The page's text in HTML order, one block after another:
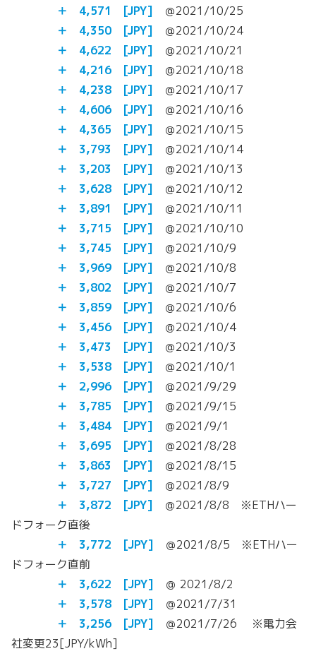
＋ 4,571 [JPY] ＠2021/10/25
＋ 4,350 [JPY] ＠2021/10/24
＋ 4,622 [JPY] ＠2021/10/21
＋ 4,216 [JPY] ＠2021/10/18
＋ 4,238
[JPY] ＠2021/10/17
＋ 4,606 [JPY] ＠2021/10/16
＋ 4,365 [JPY] ＠2021/10/15
＋ 3,793 [JPY] ＠2021/10/14
＋ 3,203 [JPY] ＠2021/10/13
＋ 3,628 [JPY] ＠2021/10/12
＋ 3,891 [JPY] ＠2021/10/11
＋ 3,715 [JPY] ＠2021/10/10
＋ 3,745 [JPY] ＠2021/10/9
＋ 3,969 [JPY] ＠2021/10/8
＋ 3,802 [JPY] ＠2021/10/7
＋ 3,859 [JPY] ＠2021/10/6
＋ 3,456 [JPY] ＠2021/10/4
＋ 3,473 [JPY] ＠2021/10/3
＋ 3,538 [JPY] ＠2021/10/1
＋ 2,996 [JPY] ＠2021/9/29
＋ 3,785
[JPY] ＠2021/9/15
＋ 3,484
[JPY] ＠2021/9/1
＋ 3,695
[JPY] ＠2021/8/28
＋ 3,863 [JPY] ＠2021/8/15
＋ 3,727 [JPY] ＠2021/8/9
＋ 3,872 [JPY] ＠2021/8/8 ※ETHハー
ドフォーク直後
＋ 3,772 [JPY] ＠2021/8/5 ※ETHハー
ドフォーク直前
＋ 3,622 [JPY] ＠ 2021/8/2
＋ 3,578 [JPY] ＠2021/7/31
＋ 3,256 [JPY] ＠2021/7/26 ※電力会
社変更23[JPY/kWh]